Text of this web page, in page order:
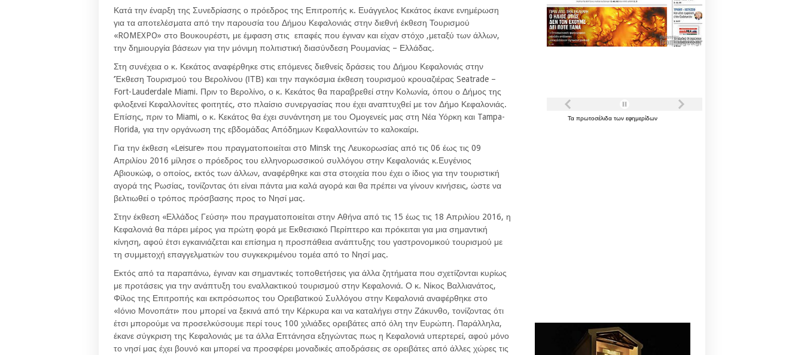
Κατά την έναρξη της Συνεδρίασης ο πρόεδρος της Επιτροπής κ. Ευάγγελος Κεκάτος έκανε ενημέρωση
για τα αποτελέσματα από την παρουσία του Δήμου Κεφαλονιάς στην διεθνή έκθεση Τουρισμού
«ROMEXPO» στο Βουκουρέστι, με έμφαση στις επαφές που έγιναν και είχαν στόχο ,μεταξύ των άλλων,
την δημιουργία βάσεων για την μόνιμη πολιτιστική διασύνδεση Ρουμανίας – Ελλάδας.
Στη συνέχεια ο κ. Κεκάτος αναφέρθηκε στις επόμενες διεθνείς δράσεις του Δήμου Κεφαλονιάς στην
‘Έκθεση Τουρισμού του Βερολίνου (ΙΤΒ) και την παγκόσμια έκθεση τουρισμού κρουαζιέρας Seatrade –
Fort-Lauderdale Miami. Πριν το Βερολίνο, ο κ. Κεκάτος θα παραβρεθεί στην Κολωνία, όπου ο Δήμος της
φιλοξενεί Κεφαλλονίτες φοιτητές, στο πλαίσιο συνεργασίας που έχει αναπτυχθεί με τον Δήμο Κεφαλονιάς.
Επίσης, πριν το Miami, ο κ. Κεκάτος θα έχει συνάντηση με του Ομογενείς μας στη Νέα Υόρκη και Tampa-
Florida, για την οργάνωση της εβδομάδας Απόδημων Κεφαλλονιτών το καλοκαίρι.
Για την έκθεση «Leisure» που πραγματοποιείται στo Minsk της Λευκορωσίας από τις 06 έως τις 09
Απριλίου 2016 μίλησε ο πρόεδρος του ελληνορωσσικού συλλόγου στην Κεφαλονιάς κ.Ευγένιος
Αβιουκώφ, ο οποίος, εκτός των άλλων, αναφέρθηκε και στα στοιχεία που έχει ο ίδιος για την τουριστική
αγορά της Ρωσίας, τονίζοντας ότι είναι πάντα μια καλά αγορά και θα πρέπει να γίνουν κινήσεις, ώστε να
βελτιωθεί ο τρόπος πρόσβασης προς το Νησί μας.
Στην έκθεση «Ελλάδος Γεύση» που πραγματοποιείται στην Αθήνα από τις 15 έως τις 18 Απριλίου 2016, η
Κεφαλονιά θα πάρει μέρος για πρώτη φορά με Εκθεσιακό Περίπτερο και πρόκειται για μια σημαντική
κίνηση, αφού έτσι εγκαινιάζεται και επίσημα η προσπάθεια ανάπτυξης του γαστρονομικού τουρισμού με
τη συμμετοχή επαγγελματιών του συγκεκριμένου τομέα από το Νησί μας.
Εκτός από τα παραπάνω, έγιναν και σημαντικές τοποθετήσεις για άλλα ζητήματα που σχετίζονται κυρίως
με προτάσεις για την ανάπτυξη του εναλλακτικού τουρισμού στην Κεφαλονιά. Ο κ. Νίκος Βαλλιανάτος,
Φίλος της Επιτροπής και εκπρόσωπος του Ορειβατικού Συλλόγου στην Κεφαλονιά αναφέρθηκε στο
«Ιόνιο Μονοπάτι» που μπορεί να ξεκινά από την Κέρκυρα και να καταλήγει στην Ζάκυνθο, τονίζοντας ότι
έτσι μπορούμε να προσελκύσουμε περί τους 100 χιλιάδες ορειβάτες από όλη την Ευρώπη. Παράλληλα,
έκανε σύγκριση της Κεφαλονιάς με τα άλλα Επτάνησα εξηγώντας πως η Κεφαλονιά υπερτερεί, αφού μόνο
το νησί μας έχει βουνό και μπορεί να προσφέρει μοναδικές αποδράσεις σε ορειβάτες από άλλες χώρες τις
Τα πρωτοσέλιδα των εφημερίδων